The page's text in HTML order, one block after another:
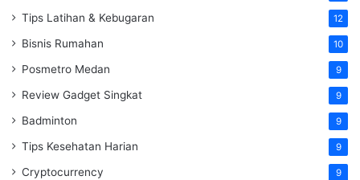
Tips Latihan & Kebugaran 12
Bisnis Rumahan 10
Posmetro Medan 9
Review Gadget Singkat 9
Badminton 9
Tips Kesehatan Harian 9
Cryptocurrency 9